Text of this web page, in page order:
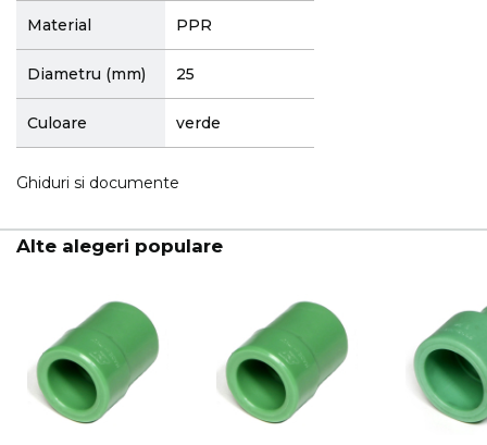
Material PPR
Diametru (mm) 25
Culoare verde
Ghiduri si documente
Alte alegeri populare